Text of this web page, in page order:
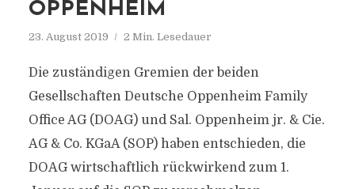
OPPENHEIM
23. August 2019 2 Min. Lesedauer
Die zuständigen Gremien der beiden
Gesellschaften Deutsche Oppenheim Family
Office AG (DOAG) und Sal. Oppenheim jr. & Cie.
AG & Co. KGaA (SOP) haben entschieden, die
DOAG wirtschaftlich rückwirkend zum 1.